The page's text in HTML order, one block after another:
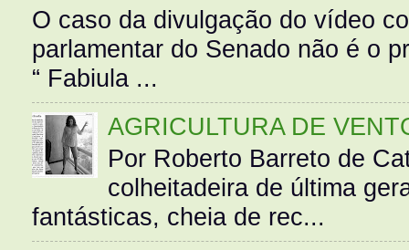
O caso da divulgação do vídeo
parlamentar do Senado não é o
“ Fabiula ...
AGRICULTURA DE
Por Roberto Barreto de
colheitadeira de última
fantásticas, cheia de rec...